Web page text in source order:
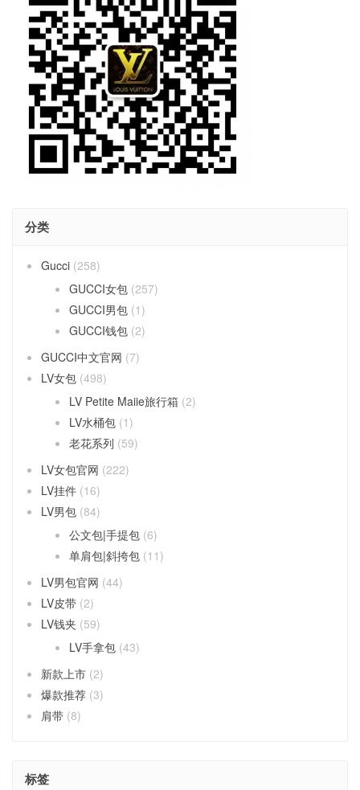
分类
Gucci (258)
GUCCI女包 (257)
GUCCI男包 (1)
GUCCI钱包 (2)
GUCCI中文官网 (7)
LV女包 (498)
LV Petite Maiie旅行箱 (2)
LV水桶包 (1)
老花系列 (59)
LV女包官网 (222)
LV挂件 (16)
LV男包 (84)
公文包|手提包 (6)
单肩包|斜挎包 (11)
LV男包官网 (44)
LV皮带 (2)
LV钱夹 (59)
LV手拿包 (43)
新款上市 (2)
爆款推荐 (3)
肩带 (8)
标签